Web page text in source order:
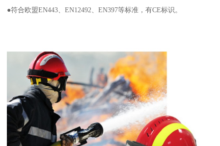
●符合欧盟EN443、EN12492、EN397等标准，有CE标识。